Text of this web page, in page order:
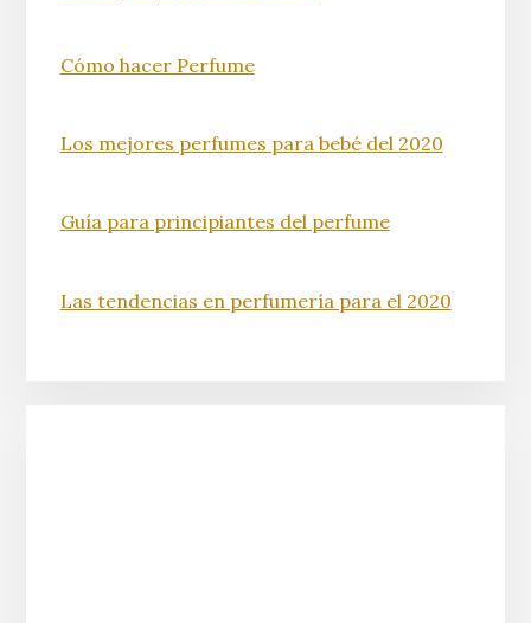
Cómo hacer Perfume
Los mejores perfumes para bebé del 2020
Guía para principiantes del perfume
Las tendencias en perfumería para el 2020